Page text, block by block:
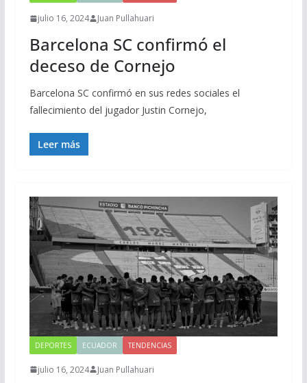
julio 16, 2024 Juan Pullahuari
Barcelona SC confirmó el
deceso de Cornejo
Barcelona SC confirmó en sus redes sociales el
fallecimiento del jugador Justin Cornejo,
Leer más
DEPORTES ECUADOR TENDENCIAS
julio 16, 2024 Juan Pullahuari